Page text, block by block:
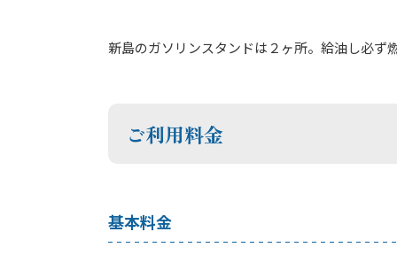
新島のガソリンスタンドは２ヶ所。給油し必ず
ご利用料金
基本料金